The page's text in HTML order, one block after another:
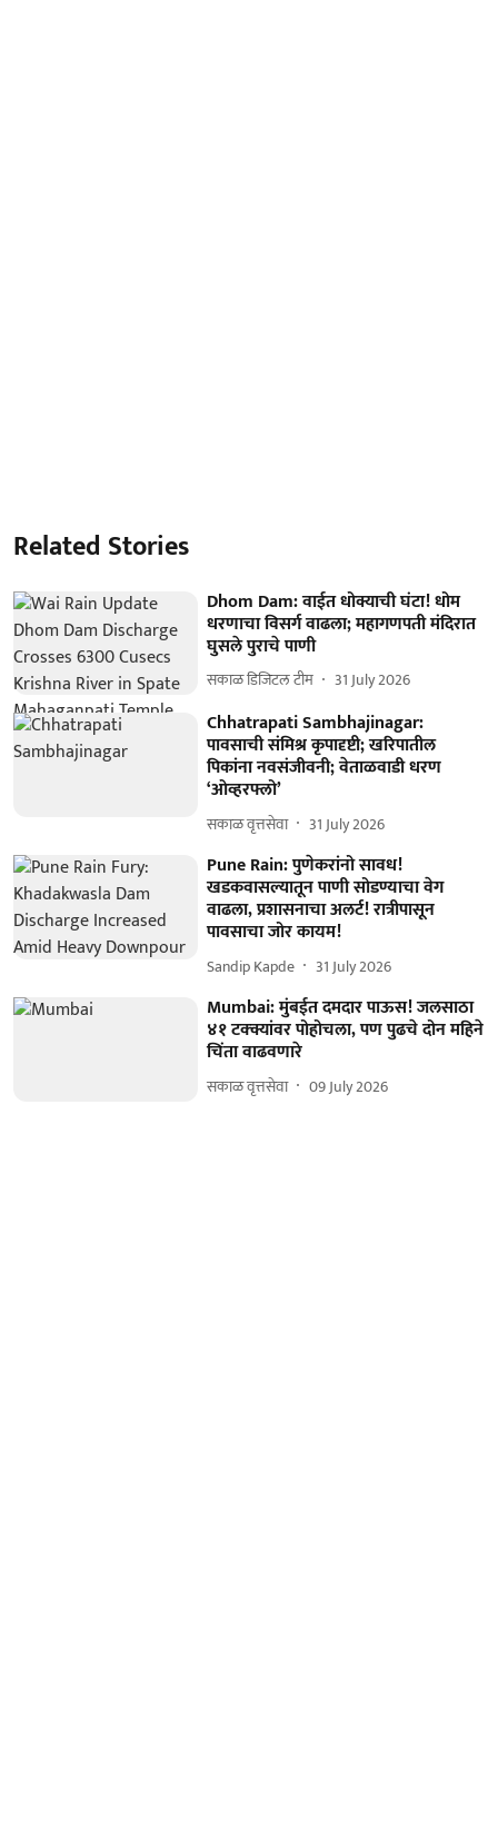
Related Stories
Dhom Dam: वाईत धोक्याची घंटा! धोम
धरणाचा विसर्ग वाढला; महागणपती मंदिरात
घुसले पुराचे पाणी
सकाळ डिजिटल टीम 31 July 2026
Chhatrapati Sambhajinagar:
पावसाची संमिश्र कृपादृष्टी; खरिपातील
पिकांना नवसंजीवनी; वेताळवाडी धरण
‘ओव्हरफ्लो’
सकाळ वृत्तसेवा 31 July 2026
Pune Rain: पुणेकरांनो सावध!
खडकवासल्यातून पाणी सोडण्याचा वेग
वाढला, प्रशासनाचा अलर्ट! रात्रीपासून
पावसाचा जोर कायम!
Sandip Kapde 31 July 2026
Mumbai: मुंबईत दमदार पाऊस! जलसाठा
४१ टक्क्यांवर पोहोचला, पण पुढचे दोन महिने
चिंता वाढवणारे
सकाळ वृत्तसेवा 09 July 2026